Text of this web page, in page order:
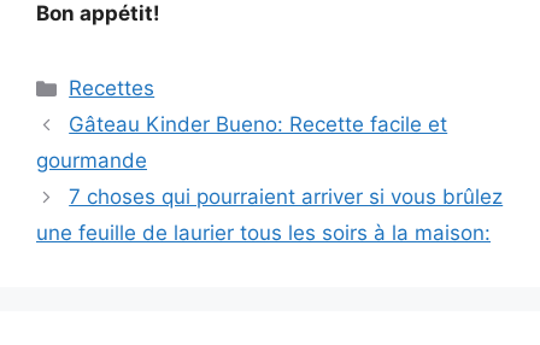
Bon appétit!
Categories
Recettes
Gâteau Kinder Bueno: Recette facile et
gourmande
7 choses qui pourraient arriver si vous brûlez
une feuille de laurier tous les soirs à la maison: